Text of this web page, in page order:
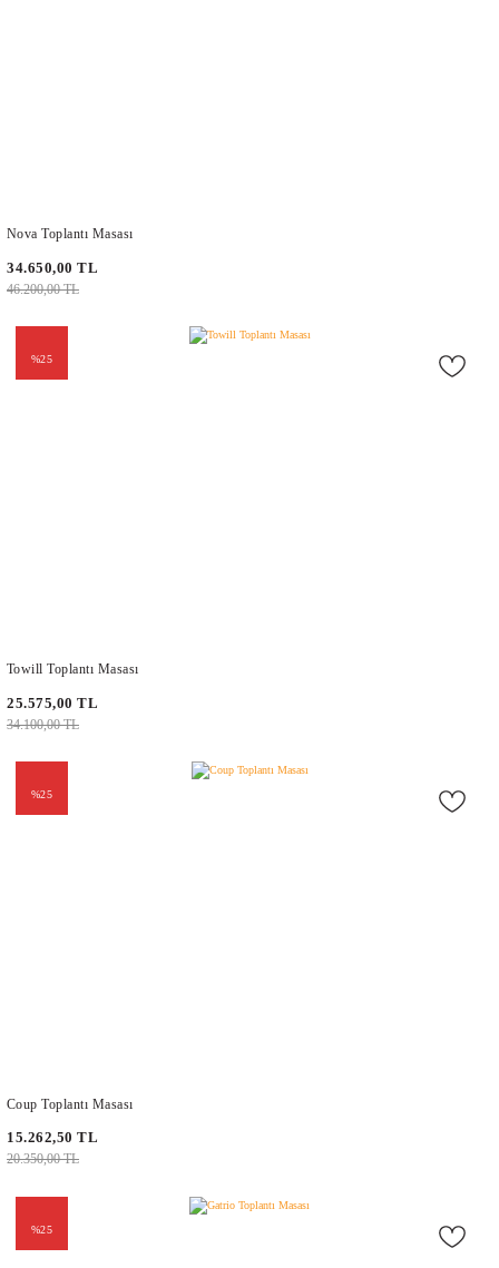
Nova Toplantı Masası
34.650,00 TL
46.200,00 TL
%25
Towill Toplantı Masası
25.575,00 TL
34.100,00 TL
%25
Coup Toplantı Masası
15.262,50 TL
20.350,00 TL
%25